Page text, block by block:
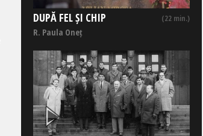
DUPĂ FEL ȘI CHIP (22 min.)
R. Paula Oneț